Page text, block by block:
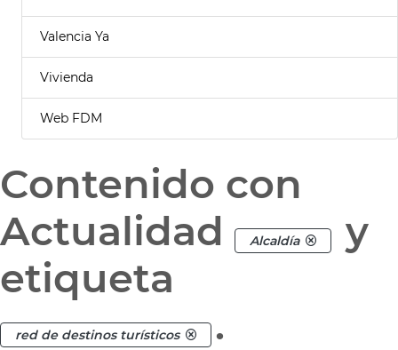
Valencia Ya
Vivienda
Web FDM
Contenido con
Actualidad
Alcaldía
y
etiqueta
red de destinos turísticos .